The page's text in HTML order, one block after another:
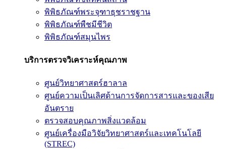
พิพิธภัณฑ์พระจุฑาธุชราชฐาน
พิพิธภัณฑ์พืชมีชีวิต
พิพิธภัณฑ์สมุนไพร
บริการตรวจวิเคราะห์คุณภาพ
ศูนย์วิทยาศาสตร์ฮาลาล
ศูนย์ความเป็นเลิศด้านการจัดการสารและของเสีย
อันตราย
ตรวจสอบคุณภาพสิ่งแวดล้อม
ศูนย์เครื่องมือวิจัยวิทยาศาสตร์และเทคโนโลยี
(STREC)